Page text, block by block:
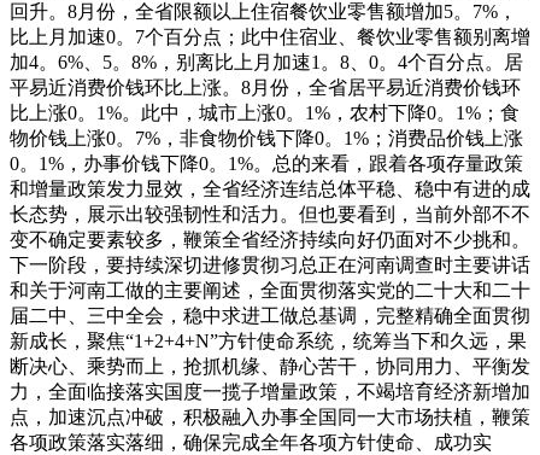
回升。8月份，全省限额以上住宿餐饮业零售额增加5。7%，
比上月加速0。7个百分点；此中住宿业、餐饮业零售额别离增
加4。6%、5。8%，别离比上月加速1。8、0。4个百分点。居
平易近消费价钱环比上涨。8月份，全省居平易近消费价钱环
比上涨0。1%。此中，城市上涨0。1%，农村下降0。1%；食
物价钱上涨0。7%，非食物价钱下降0。1%；消费品价钱上涨
0。1%，办事价钱下降0。1%。总的来看，跟着各项存量政策
和增量政策发力显效，全省经济连结总体平稳、稳中有进的成
长态势，展示出较强韧性和活力。但也要看到，当前外部不不
变不确定要素较多，鞭策全省经济持续向好仍面对不少挑和。
下一阶段，要持续深切进修贯彻习总正在河南调查时主要讲话
和关于河南工做的主要阐述，全面贯彻落实党的二十大和二十
届二中、三中全会，稳中求进工做总基调，完整精确全面贯彻
新成长，聚焦“1+2+4+N”方针使命系统，统筹当下和久远，果
断决心、乘势而上，抢抓机缘、静心苦干，协同用力、平衡发
力，全面临接落实国度一揽子增量政策，不竭培育经济新增加
点，加速沉点冲破，积极融入办事全国同一大市场扶植，鞭策
各项政策落实落细，确保完成全年各项方针使命、成功实